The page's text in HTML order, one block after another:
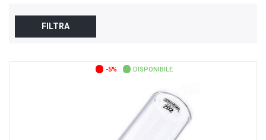
FILTRA
-5% DISPONIBILE